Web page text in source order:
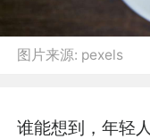
图片来源: pexels
谁能想到，年轻